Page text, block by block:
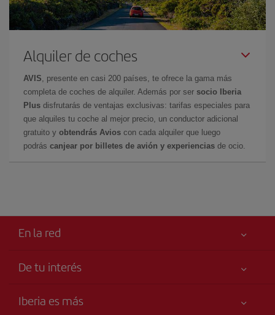
Alquiler de coches
AVIS , presente en casi 200 países, te ofrece la gama más
completa de coches de alquiler. Además por ser socio Iberia
Plus disfrutarás de ventajas exclusivas: tarifas especiales para
que alquiles tu coche al mejor precio, un conductor adicional
gratuito y obtendrás Avios con cada alquiler que luego
podrás canjear por billetes de avión y experiencias de ocio.
En la red
De tu interés
Accesibilidad
Iberia es más